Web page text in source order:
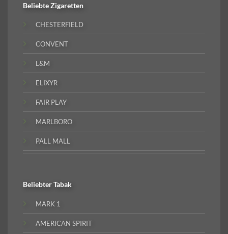
BeliebteZigaretten
CHESTERFIELD
CONVENT
L&M
ELIXYR
FAIR PLAY
MARLBORO
PALL MALL
BeliebterTabak
MARK 1
AMERICAN SPIRIT